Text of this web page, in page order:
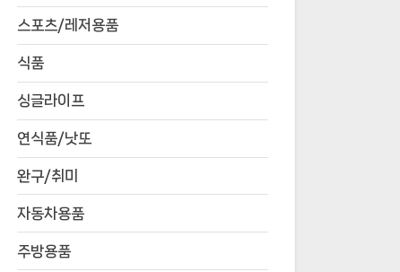
스포츠/레저용품
식품
싱글라이프
연식품/낫또
완구/취미
자동차용품
주방용품